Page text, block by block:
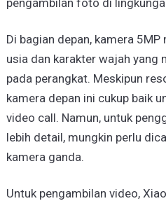
Di bagian depan, kamera
usia dan karakter wajah yang
pada perangkat. Meskipun
kamera depan ini cukup baik
video call. Namun, untuk
lebih detail, mungkin perlu
kamera ganda.
Untuk pengambilan video,